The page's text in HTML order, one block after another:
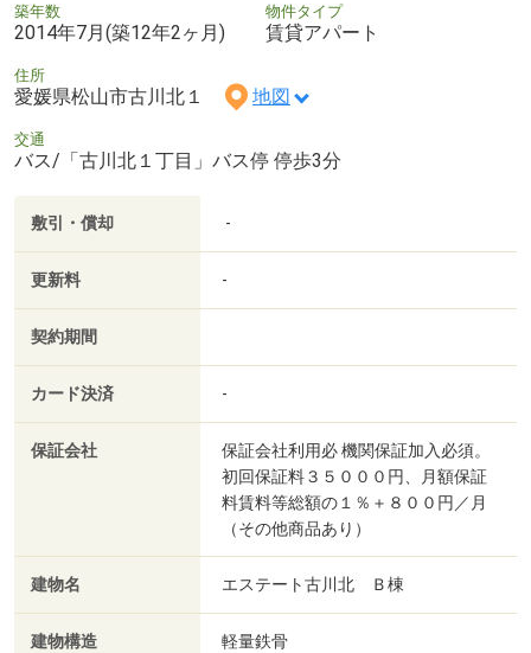
築年数
2014年7月(築12年2ヶ月)
物件タイプ
賃貸アパート
住所
愛媛県松山市古川北１ 地図
交通
バス/「古川北１丁目」バス停 停歩3分
敷引・償却 -
更新料 -
契約期間
カード決済 -
保証会社
保証会社利用必 機関保証加入必須。
初回保証料３５０００円、月額保証
料賃料等総額の１％＋８００円／月
（その他商品あり）
建物名 エステート古川北 Ｂ棟
建物構造 軽量鉄骨